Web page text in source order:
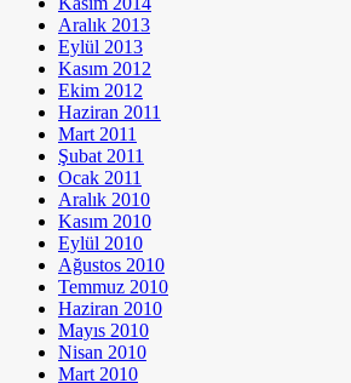
Aralık 2013
Eylül 2013
Kasım 2012
Ekim 2012
Haziran 2011
Mart 2011
Şubat 2011
Ocak 2011
Aralık 2010
Kasım 2010
Eylül 2010
Ağustos 2010
Temmuz 2010
Haziran 2010
Mayıs 2010
Nisan 2010
Mart 2010